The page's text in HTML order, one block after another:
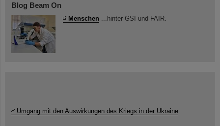
Blog Beam On
Menschen ...hinter GSI und FAIR.
Umgang mit den Auswirkungen des Kriegs in der Ukraine